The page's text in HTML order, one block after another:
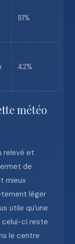
81%
42%
météo
relevé et
de
mieux
léger
utile qu’une
ci reste
le centre